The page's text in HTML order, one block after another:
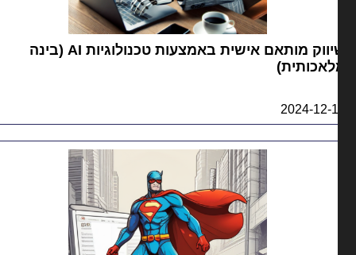
שיווק מותאם אישית באמצעות טכנולוגיות AI (בינה
2024-12-